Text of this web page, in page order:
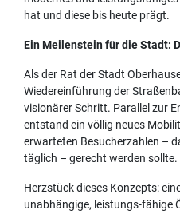
hat und diese bis heute prägt.
Ein Meilenstein für die Stadt:
Als der Rat der Stadt
Wiedereinführung der
visionärer Schritt. Parallel zur
entstand ein völlig neues
erwarteten Besucherzahlen –
täglich – gerecht werden sollte.
Herzstück dieses Konzepts:
unabhängige, leistungs-fähige